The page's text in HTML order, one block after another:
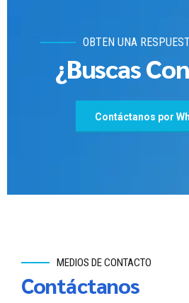
OBTEN UNA
¿Buscas
Contáctanos por
MEDIOS DE CONTACTO
Contáctanos